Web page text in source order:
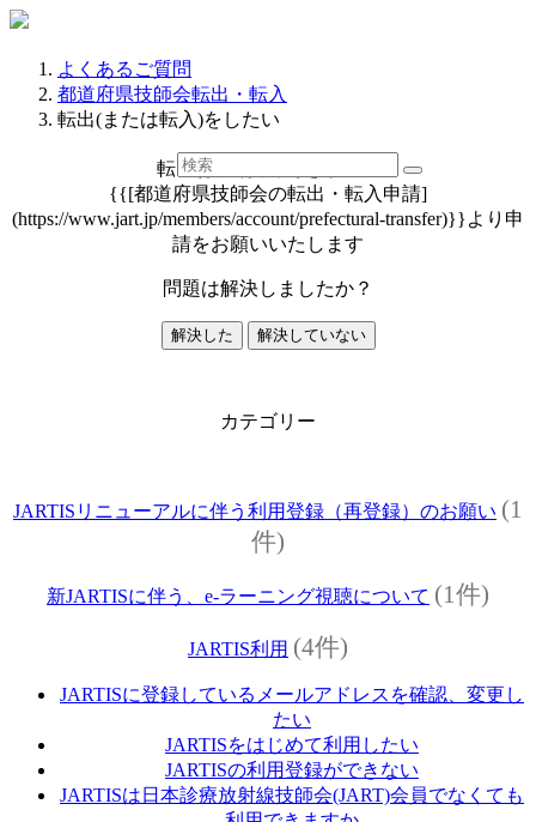
よくあるご質問
都道府県技師会転出・転入
転出(または転入)をしたい
転出(または転入)をしたい
{{[都道府県技師会の転出・転入申請]
(https://www.jart.jp/members/account/prefectural-transfer)}}より申
請をお願いいたします
問題は解決しましたか？
解決した 解決していない
カテゴリー
JARTISリニューアルに伴う利用登録（再登録）のお願い (1
件)
新JARTISに伴う、e-ラーニング視聴について (1件)
JARTIS利用 (4件)
JARTISに登録しているメールアドレスを確認、変更し
たい
JARTISをはじめて利用したい
JARTISの利用登録ができない
JARTISは日本診療放射線技師会(JART)会員でなくても